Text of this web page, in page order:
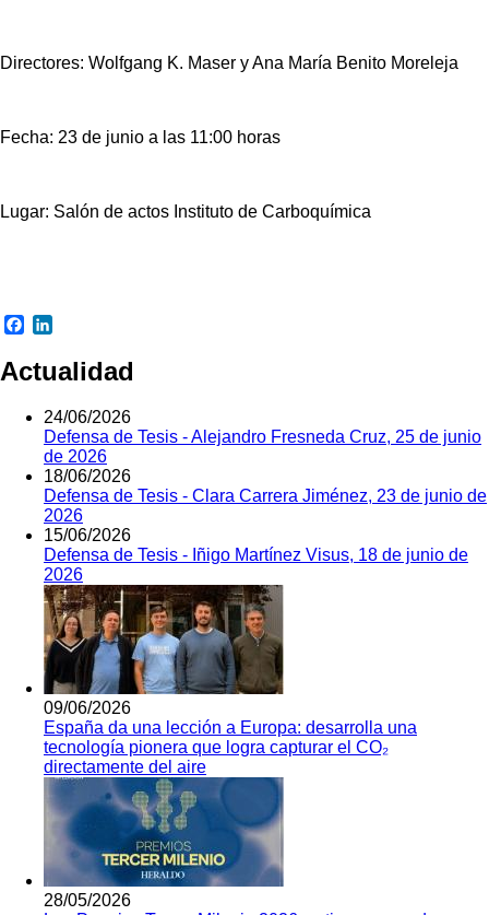
Directores: Wolfgang K. Maser y Ana María Benito Moreleja
Fecha: 23 de junio a las 11:00 horas
Lugar: Salón de actos Instituto de Carboquímica
Facebook
Actualidad
24/06/2026
Defensa de Tesis - Alejandro Fresneda Cruz, 25 de junio
de 2026
18/06/2026
Defensa de Tesis - Clara Carrera Jiménez, 23 de junio de
2026
15/06/2026
Defensa de Tesis - Iñigo Martínez Visus, 18 de junio de
2026
09/06/2026
España da una lección a Europa: desarrolla una
tecnología pionera que logra capturar el CO₂
directamente del aire
28/05/2026